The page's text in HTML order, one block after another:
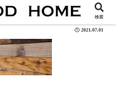
2021.07.01
検索